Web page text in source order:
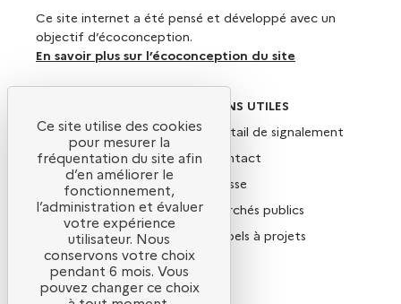
Ce site internet a été pensé et développé avec un
objectif d’écoconception.
En savoir plus sur l’écoconception du site
X
Linkedin
Instagram
YouTube
Newsletter
Nous rejoindre
LIENS UTILES
Portail de signalement
Contact
Presse
Marchés publics
Appels à projets
Ce site utilise des cookies
pour mesurer la
fréquentation du site afin
d’en améliorer le
fonctionnement,
l’administration et évaluer
votre expérience
utilisateur. Nous
conservons votre choix
pendant 6 mois. Vous
pouvez changer ce choix